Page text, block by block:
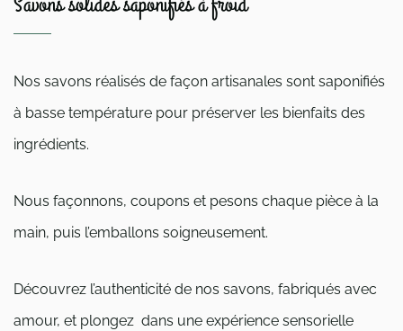
Nos savons réalisés de façon artisanales sont saponifiés
à basse température pour préserver les bienfaits des
ingrédients.
Nous façonnons, coupons et pesons chaque pièce à la
main, puis l’emballons soigneusement.
Découvrez l’authenticité de nos savons, fabriqués avec
amour, et plongez dans une expérience sensorielle